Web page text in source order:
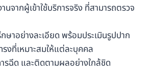
นจากผู้เข้าใช้บริการจริง ที่สามารถตรวจ
ษาอย่างละเอียด พร้อมประเมินรูปปาก
งที่เหมาะสมให้แต่ละบุคคล
รฉีด และติดตามผลอย่างใกล้ชิด